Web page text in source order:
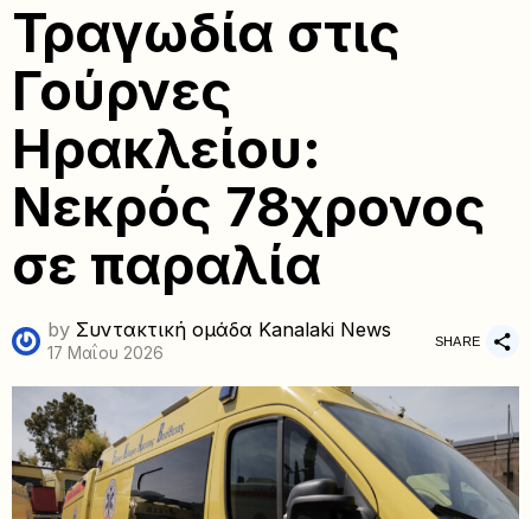
Τραγωδία στις
Γούρνες
Ηρακλείου:
Νεκρός 78χρονος
σε παραλία
by Συντακτική ομάδα Kanalaki News
17 Μαΐου 2026
SHARE